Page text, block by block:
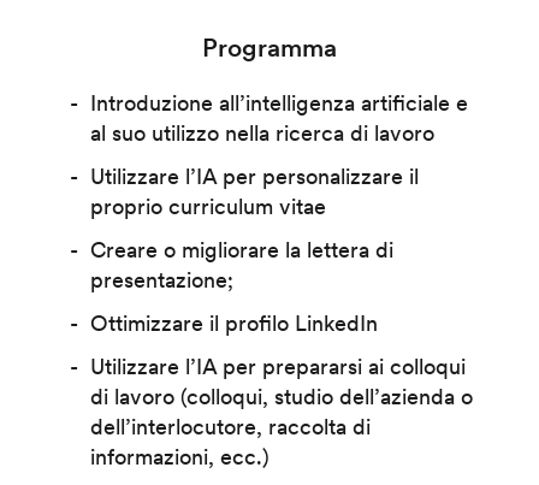
Programma
Introduzione all’intelligenza artificiale e
al suo utilizzo nella ricerca di lavoro
Utilizzare l’IA per personalizzare il
proprio curriculum vitae
Creare o migliorare la lettera di
presentazione;
Ottimizzare il profilo LinkedIn
Utilizzare l’IA per prepararsi ai colloqui
di lavoro (colloqui, studio dell’azienda o
dell’interlocutore, raccolta di
informazioni, ecc.)